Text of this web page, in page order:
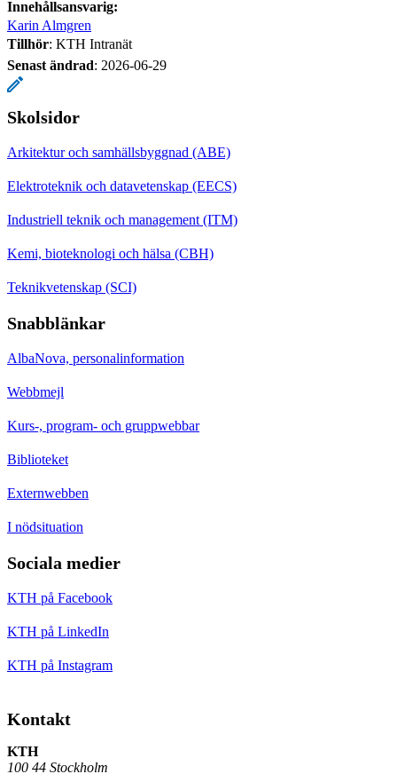
Innehållsansvarig:
Karin Almgren
Tillhör: KTH Intranät
Senast ändrad: 2026-06-29
Skolsidor
Arkitektur och samhällsbyggnad (ABE)
Elektroteknik och datavetenskap (EECS)
Industriell teknik och management (ITM)
Kemi, bioteknologi och hälsa (CBH)
Teknikvetenskap (SCI)
Snabblänkar
AlbaNova, personalinformation
Webbmejl
Kurs-, program- och gruppwebbar
Biblioteket
Externwebben
I nödsituation
Sociala medier
KTH på Facebook
KTH på LinkedIn
KTH på Instagram
Kontakt
KTH
100 44 Stockholm